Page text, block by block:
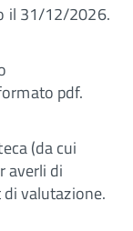
il 31/12/2026.
pdf.
(da cui
averli di
valutazione.